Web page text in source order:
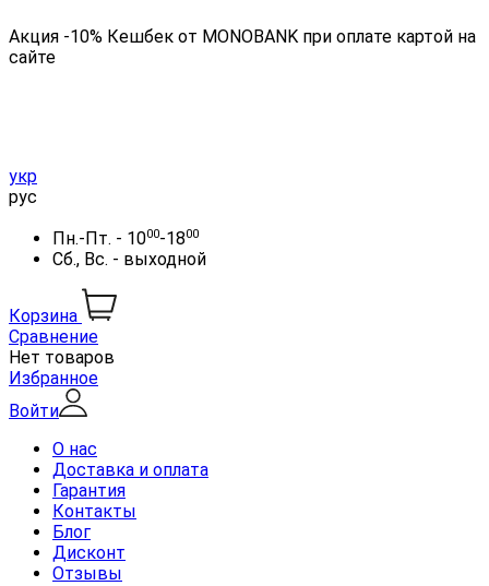
Акция -10% Кешбек от MONOBANK при оплате картой на
сайте
укр
рус
Пн.-Пт. - 1000-1800
Сб., Вс. - выходной
Корзина
Сравнение
Нет товаров
Избранное
Войти
О нас
Доставка и оплата
Гарантия
Контакты
Блог
Дисконт
Отзывы